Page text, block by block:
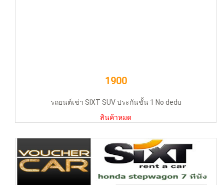
1900
รถยนต์เช่า SIXT SUV ประกันชั้น 1 No dedu
สินค้าหมด